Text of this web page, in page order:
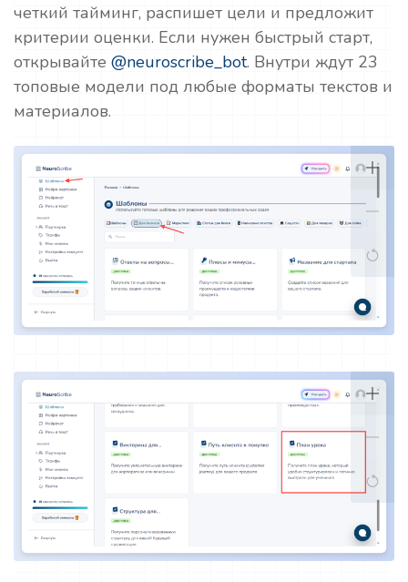
четкий тайминг, распишет цели и предложит
критерии оценки. Если нужен быстрый старт,
открывайте @neuroscribe_bot. Внутри ждут 23
топовые модели под любые форматы текстов и
материалов.